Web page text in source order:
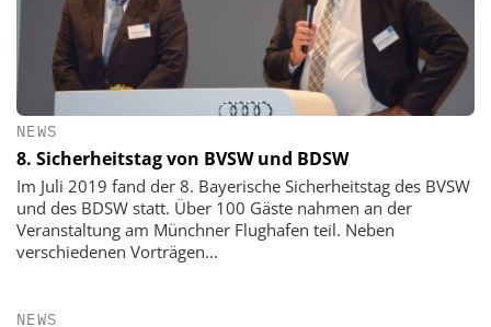
NEWS
8. Sicherheitstag von BVSW und BDSW
Im Juli 2019 fand der 8. Bayerische Sicherheitstag des BVSW
und des BDSW statt. Über 100 Gäste nahmen an der
Veranstaltung am Münchner Flughafen teil. Neben
verschiedenen Vorträgen...
NEWS